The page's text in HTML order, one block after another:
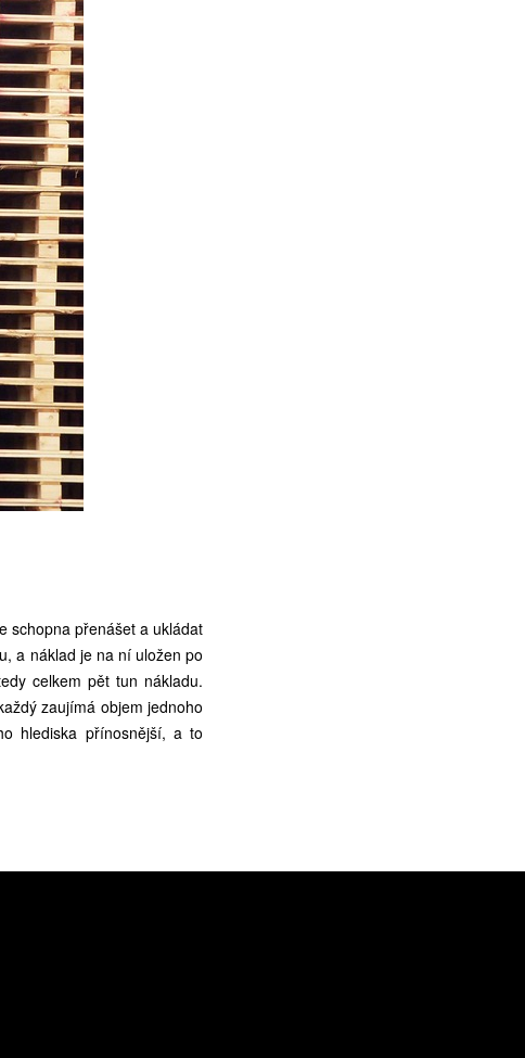
schopna přenášet a ukládat
a náklad je na ní uložen po
celkem pět tun nákladu.
zaujímá objem jednoho
hlediska přínosnější, a to